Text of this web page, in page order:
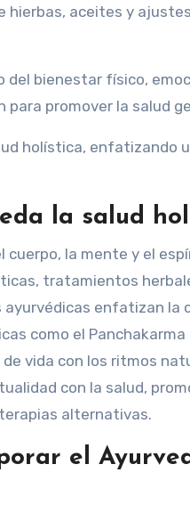
hierbas, aceites y
del bienestar físico,
promover la salud
holística, enfatizando
la salud
cuerpo, la mente y el
tratamientos
ayurvédicas enfatizan la
como el
vida con los ritmos
con la salud,
alternativas.
el